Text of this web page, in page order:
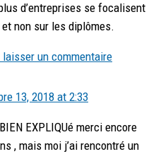
d’entreprises se focalisent
non sur les diplômes.
un commentaire
13, 2018 at 2:33
EXPLIQUé merci encore
, mais moi j’ai rencontré un